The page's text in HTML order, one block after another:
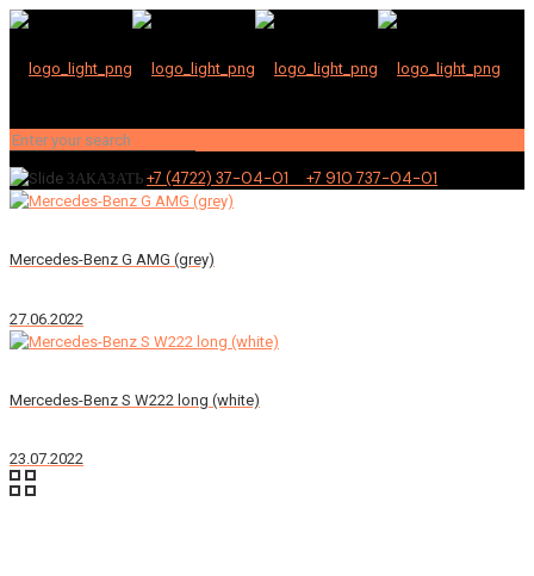
ЗАКАЗАТЬ +7 (4722) 37-04-01 +7 910 737-04-01
Mercedes-Benz G AMG (grey)
27.06.2022
Mercedes-Benz S W222 long (white)
23.07.2022